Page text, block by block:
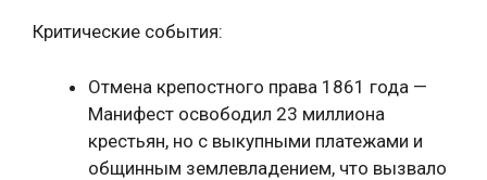
Критические события:
Отмена крепостного права 1861 года —
Манифест освободил 23 миллиона
крестьян, но с выкупными платежами и
общинным землевладением, что вызвало